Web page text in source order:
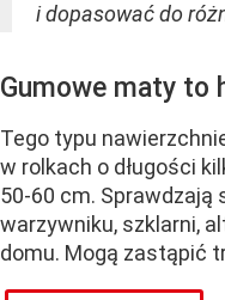
i dopasować do
Gumowe maty to
Tego typu
w rolkach o długości
50-60 cm. Sprawdzają
warzywniku, szklarni,
domu. Mogą zastąpić